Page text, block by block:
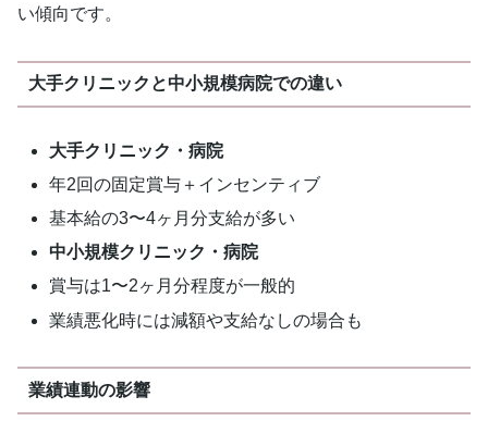
い傾向です。
大手クリニックと中小規模病院での違い
大手クリニック・病院
年2回の固定賞与＋インセンティブ
基本給の3〜4ヶ月分支給が多い
中小規模クリニック・病院
賞与は1〜2ヶ月分程度が一般的
業績悪化時には減額や支給なしの場合も
業績連動の影響